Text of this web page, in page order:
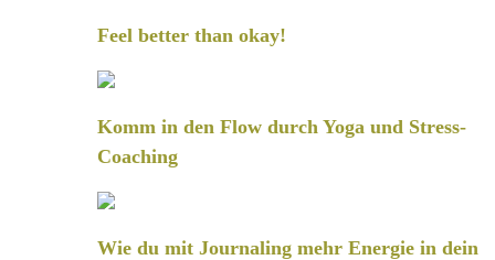
Feel better than okay!
Komm in den Flow durch Yoga und Stress-
Coaching
Wie du mit Journaling mehr Energie in dein